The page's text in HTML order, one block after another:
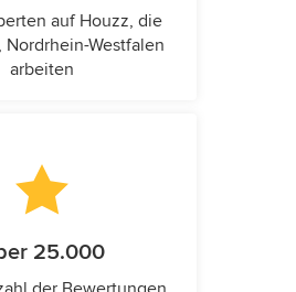
auf Houzz, die
Nordrhein-Westfalen
arbeiten
25.000